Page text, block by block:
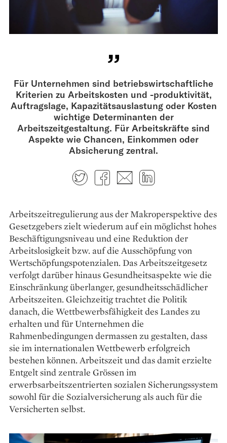
Für Unternehmen sind betriebswirtschaftliche
Kriterien zu Arbeitskosten und -produktivität,
Auftragslage, Kapazitätsauslastung oder Kosten
wichtige Determinanten der
Arbeitszeitgestaltung. Für Arbeitskräfte sind
Aspekte wie Chancen, Einkommen oder
Absicherung zentral.
TwitterFacebook
E-mail
Arbeitszeitregulierung aus der Makroperspektive des
Gesetzgebers zielt wiederum auf ein möglichst hohes
Beschäftigungsniveau und eine Reduktion der
Arbeitslosigkeit bzw. auf die Ausschöpfung von
Wertschöpfungspotenzialen. Das Arbeitszeitgesetz
verfolgt darüber hinaus Gesundheitsaspekte wie die
Einschränkung überlanger, gesundheitsschädlicher
Arbeitszeiten. Gleichzeitig trachtet die Politik
danach, die Wettbewerbsfähigkeit des Landes zu
erhalten und für Unternehmen die
Rahmenbedingungen dermassen zu gestalten, dass
sie im internationalen Wettbewerb erfolgreich
bestehen können. Arbeitszeit und das damit erzielte
Entgelt sind zentrale Grössen im
erwerbsarbeitszentrierten sozialen Sicherungssystem
sowohl für die Sozialversicherung als auch für die
Versicherten selbst.